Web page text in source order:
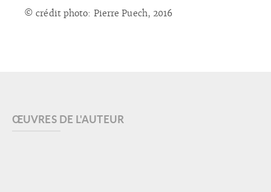
© crédit photo: Pierre Puech, 2016
ŒUVRES DE L'AUTEUR